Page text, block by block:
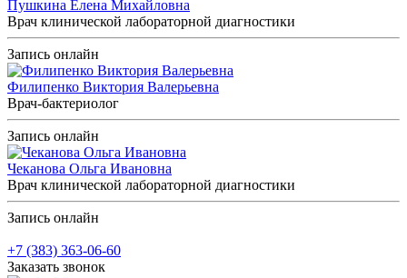
Пушкина Елена Михайловна
Врач клинической лабораторной диагностики
Запись онлайн
Филипенко Виктория Валерьевна
Врач-бактериолог
Запись онлайн
Чеканова Ольга Ивановна
Врач клинической лабораторной диагностики
Запись онлайн
+7 (383) 363-06-60
Заказать звонок